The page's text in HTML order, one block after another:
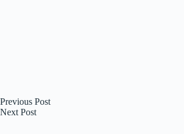
Previous Post
Next Post